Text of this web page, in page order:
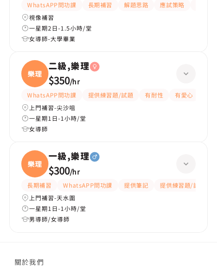
WhatsAPP問功課 長期補習 解題思路 應試策略
視像補習
一星期2日-1.5小時/堂
女導師-大學畢業
樂理
二級,樂理
$350/hr
WhatsAPP問功課 提供練習題/試題 有耐性
有愛心
上門補習-尖沙咀
一星期1日-1小時/堂
女導師
樂理
一級,樂理
$300/hr
長期補習 WhatsAPP問功課 提供筆記
提供練習題/試題
上門補習-天水圍
一星期1日-1小時/堂
男導師/女導師
關於我們